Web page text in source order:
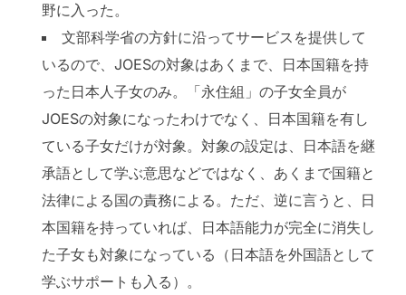
野に入った。
文部科学省の方針に沿ってサービスを提供して
いるので、JOESの対象はあくまで、日本国籍を持
った日本人子女のみ。「永住組」の子女全員が
JOESの対象になったわけでなく、日本国籍を有し
ている子女だけが対象。対象の設定は、日本語を継
承語として学ぶ意思などではなく、あくまで国籍と
法律による国の責務による。ただ、逆に言うと、日
本国籍を持っていれば、日本語能力が完全に消失し
た子女も対象になっている（日本語を外国語として
学ぶサポートも入る）。